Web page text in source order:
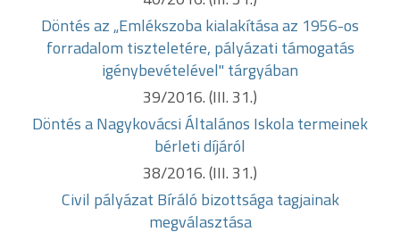
Döntés az „Emlékszoba kialakítása az 1956-os
forradalom tiszteletére, pályázati támogatás
igénybevételével" tárgyában
39/2016. (III. 31.)
Döntés a Nagykovácsi Általános Iskola termeinek
bérleti díjáról
38/2016. (III. 31.)
Civil pályázat Bíráló bizottsága tagjainak
megválasztása